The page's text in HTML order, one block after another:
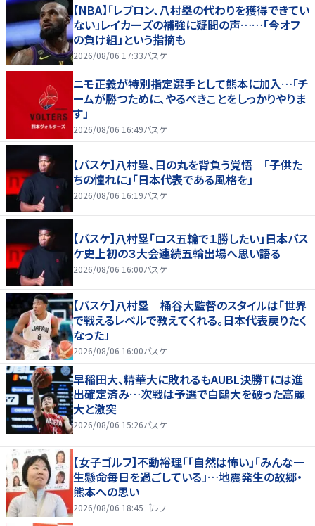
【NBA】「レブロン、八村塁の代わりを獲得できてい
ない」レイカーズの補強に疑問の声……「今オフ
の負け組」という指摘も
2026/08/06 17:33バスケ
ニモ正義が特別指定選手として熊本に加入…「チ
ームが勝つために、やるべきことをしっかりやりま
す」
2026/08/06 16:49バスケ
【バスケ】八村塁、日の丸を背負う覚悟 「子供た
ちの憧れに」「日本代表である風格を」
2026/08/06 16:19バスケ
【バスケ】八村塁「ロス五輪で１勝したい」日本バス
ケ史上初の３大会連続五輪出場へ思い語る
2026/08/06 16:00バスケ
【バスケ】八村塁 桶谷大監督のスタイルは「世界
で戦えるレベルで教えてくれる。日本代表戻りたく
なった」
2026/08/06 16:00バスケ
早稲田大、精華大に敗れるもAUBL決勝Tには進
出確定済み…次戦は予選で白鷗大を破った高麗
大と激突
2026/08/06 15:26バスケ
【女子ゴルフ】不動裕理「「自然は怖い」「みんな一
生懸命毎日を過ごしている」…地震発生の故郷・
熊本への思い
2026/08/06 18:45ゴルフ